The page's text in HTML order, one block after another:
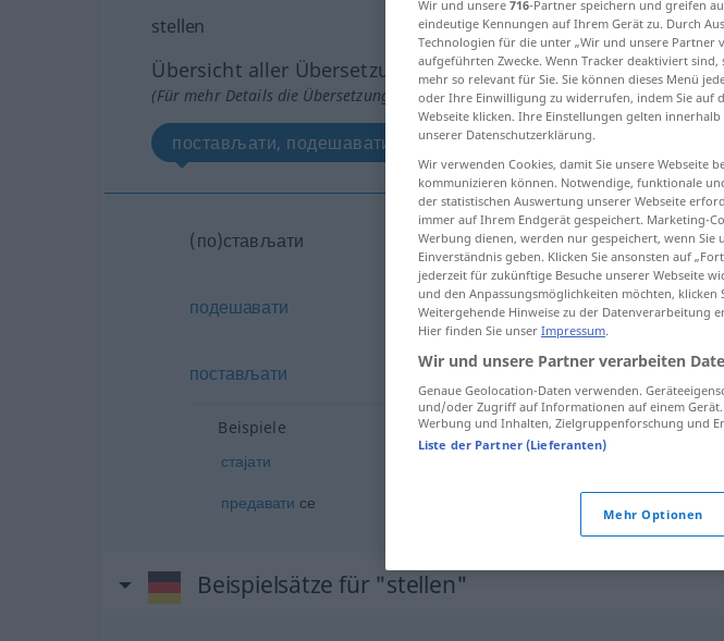
stellen
Übersicht aller Übersetzungen
(Für mehr Details die Übersetzung anklicken/antippen)
постављати, подешавати, постављати
(по)стављати stellen
подешавати stellen
постављати stellen
Beispiele
стајати
предавати се
Beispielsätze für "stellen"
Wir und unsere 716-Partner speichern und greifen
eindeutige Kennungen auf Ihrem Gerät zu. Durch
Technologien für die unter „Wir und unsere Partner
aufgeführten Zwecke. Wenn Tracker deaktiviert
mehr so relevant für Sie. Sie können dieses Menü
oder Ihre Einwilligung zu widerrufen, indem Sie auf
Webseite klicken. Ihre Einstellungen gelten
unserer Datenschutzerklärung.
Wir verwenden Cookies, damit Sie unsere Webseite
kommunizieren können. Notwendige, funktionale
der statistischen Auswertung unserer Webseite
immer auf Ihrem Endgerät gespeichert. Marketing-
Werbung dienen, werden nur gespeichert, wenn
Einverständnis geben. Klicken Sie ansonsten auf
jederzeit für zukünftige Besuche unserer Webseite
und den Anpassungsmöglichkeiten möchten,
Weitergehende Hinweise zu der Datenverarbeitung
Hier finden Sie unser Impressum.
Wir und unsere Partner verarbeiten
Genaue Geolocation-Daten verwenden.
und/oder Zugriff auf Informationen auf einem
Werbung und Inhalten, Zielgruppenforschung und
Liste der Partner (Lieferanten)
Mehr Optionen